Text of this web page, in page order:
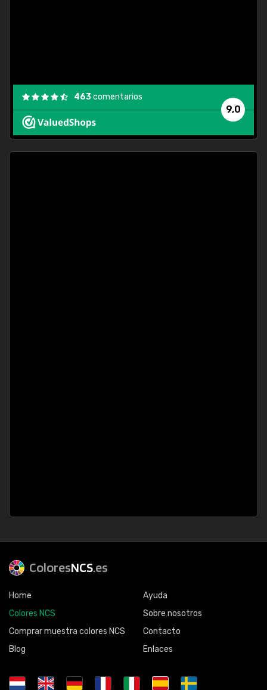
9,0
463comentarios
ColoresNCS.es
Home
Colores NCS
Comprar muestra colores NCS
Blog
Ayuda
Sobre nosotros
Contacto
Enlaces